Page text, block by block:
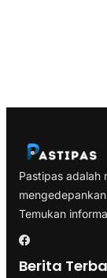
Pastipas adalah
Temukan
Berita